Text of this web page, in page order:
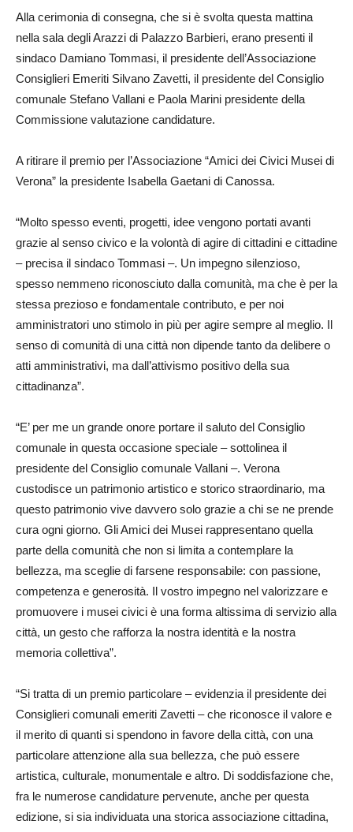
Alla cerimonia di consegna, che si è svolta questa mattina
nella sala degli Arazzi di Palazzo Barbieri, erano presenti il
sindaco Damiano Tommasi, il presidente dell’Associazione
Consiglieri Emeriti Silvano Zavetti, il presidente del Consiglio
comunale Stefano Vallani e Paola Marini presidente della
Commissione valutazione candidature.
A ritirare il premio per l’Associazione “Amici dei Civici Musei di
Verona” la presidente Isabella Gaetani di Canossa.
“Molto spesso eventi, progetti, idee vengono portati avanti
grazie al senso civico e la volontà di agire di cittadini e cittadine
– precisa il sindaco Tommasi –. Un impegno silenzioso,
spesso nemmeno riconosciuto dalla comunità, ma che è per la
stessa prezioso e fondamentale contributo, e per noi
amministratori uno stimolo in più per agire sempre al meglio. Il
senso di comunità di una città non dipende tanto da delibere o
atti amministrativi, ma dall’attivismo positivo della sua
cittadinanza”.
“E’ per me un grande onore portare il saluto del Consiglio
comunale in questa occasione speciale – sottolinea il
presidente del Consiglio comunale Vallani –. Verona
custodisce un patrimonio artistico e storico straordinario, ma
questo patrimonio vive davvero solo grazie a chi se ne prende
cura ogni giorno. Gli Amici dei Musei rappresentano quella
parte della comunità che non si limita a contemplare la
bellezza, ma sceglie di farsene responsabile: con passione,
competenza e generosità. Il vostro impegno nel valorizzare e
promuovere i musei civici è una forma altissima di servizio alla
città, un gesto che rafforza la nostra identità e la nostra
memoria collettiva”.
“Si tratta di un premio particolare – evidenzia il presidente dei
Consiglieri comunali emeriti Zavetti – che riconosce il valore e
il merito di quanti si spendono in favore della città, con una
particolare attenzione alla sua bellezza, che può essere
artistica, culturale, monumentale e altro. Di soddisfazione che,
fra le numerose candidature pervenute, anche per questa
edizione, si sia individuata una storica associazione cittadina,